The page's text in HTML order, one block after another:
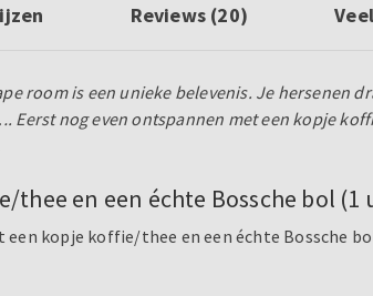
Reviews (20)
room is een unieke belevenis. Je hersenen
nog even ontspannen met een kopje
thee en een échte Bossche bol (1
kopje koffie/thee en een échte Bossche